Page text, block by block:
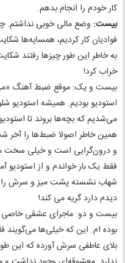
کار خودم را انجام بدهم.
بیست: وضع مالی خوبی نداشتم.
فوادیان کار کردیم، همسایه‌ها
به خاطر این طور چیزها رفتند
خراب کرد!
بیست و یک: موقع ضبط آهنگ
استودیو بودیم. همیشه استودیو
می‌شدیم که بچه‌ها بروند تا
همین خاطر اصولا ضبط‌ها را آخر
و درون‌‌گرایی است و خیلی سخت
فقط یک بار خواندم و از استودیو
شهاب نشسته پشت میز و سرش را
دیدم دارد گریه می کند!
بیست و دو: ماجرای عشقی خاصی
بوده ام. این که خیلی‌ها می‌گویند
بلای عاطفی سرش آورده که این